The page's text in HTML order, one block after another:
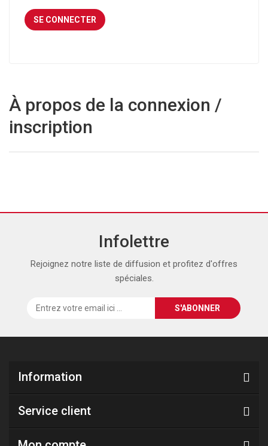
À propos de la connexion /
inscription
Infolettre
Rejoignez notre liste de diffusion et profitez d'offres
spéciales.
Information
Service client